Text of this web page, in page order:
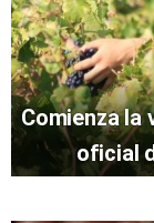
Comienza la
oficial